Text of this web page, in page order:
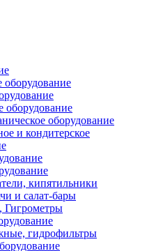
оборудование
оборудование
оборудование
и кондитерское
кипятильники
и салат-бары
Гигрометры
гидрофильтры